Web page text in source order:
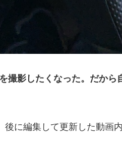
撮影したくなった。だから
に編集して更新した動画